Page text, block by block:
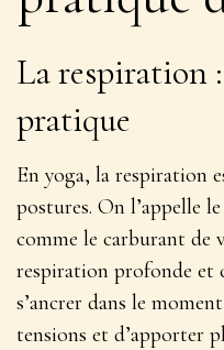
La respiration
pratique
En yoga, la respiration
postures. On l’appelle le
comme le carburant de
respiration profonde et
s’ancrer dans le
tensions et d’apporter